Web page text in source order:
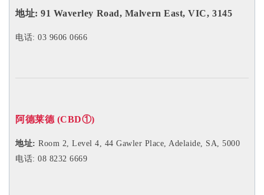
地址: 91 Waverley Road, Malvern East, VIC, 3145
电话: 03 9606 0666
阿德莱德 (CBD①)
地址: Room 2, Level 4, 44 Gawler Place, Adelaide, SA, 5000
电话: 08 8232 6669